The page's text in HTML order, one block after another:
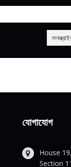
যোগাযোগ
House
Section